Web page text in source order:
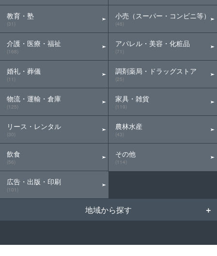
教育・塾
(31)
介護・医療・福祉
(168)
婚礼・葬儀
(11)
物流・運輸・倉庫
(125)
リース・レンタル
(30)
飲食
(56)
広告・出版・印刷
(101)
小売（スーパー・コンビニ等）
(46)
アパレル・美容・化粧品
(71)
調剤薬局・ドラッグストア
(25)
家具・雑貨
(119)
農林水産
(43)
その他
(114)
地域から探す